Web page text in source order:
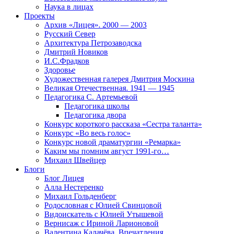
Наука в лицах
Проекты
Архив «Лицея». 2000 — 2003
Русский Север
Архитектура Петрозаводска
Дмитрий Новиков
И.С.Фрадков
Здоровье
Художественная галерея Дмитрия Москина
Великая Отечественная. 1941 — 1945
Педагогика С. Артемьевой
Педагогика школы
Педагогика двора
Конкурс короткого рассказа «Сестра таланта»
Конкурс «Во весь голос»
Конкурс новой драматургии «Ремарка»
Каким мы помним август 1991-го…
Михаил Швейцер
Блоги
Блог Лицея
Алла Нестеренко
Михаил Гольденберг
Родословная с Юлией Свинцовой
Видоискатель с Юлией Утышевой
Вернисаж с Ириной Ларионовой